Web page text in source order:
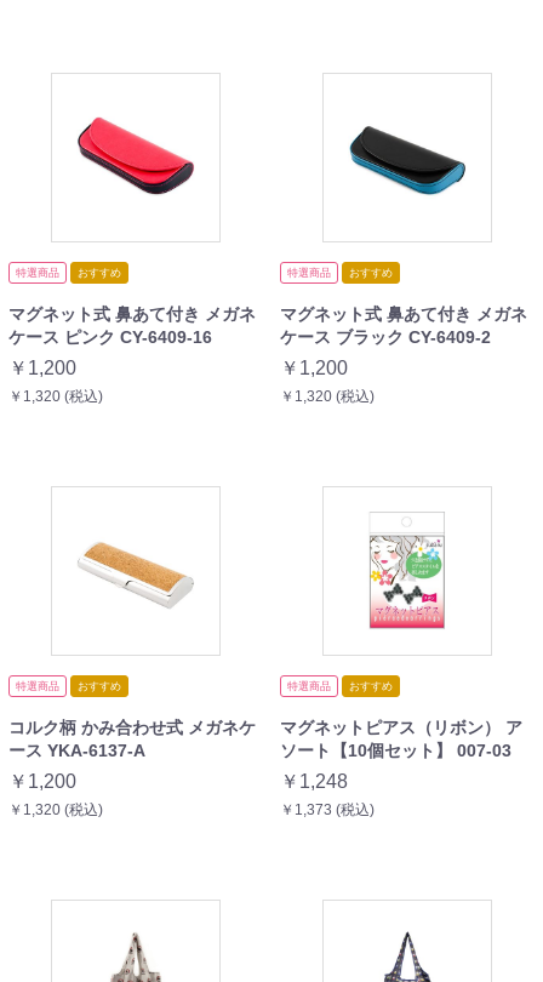
特選商品 おすすめ
マグネット式 鼻あて付き メガネ
ケース ピンク CY-6409-16
￥1,200
￥1,320 (税込)
特選商品 おすすめ
マグネット式 鼻あて付き メガネ
ケース ブラック CY-6409-2
￥1,200
￥1,320 (税込)
特選商品 おすすめ
コルク柄 かみ合わせ式 メガネケ
ース YKA-6137-A
￥1,200
￥1,320 (税込)
特選商品 おすすめ
マグネットピアス（リボン） ア
ソート【10個セット】 007-03
￥1,248
￥1,373 (税込)